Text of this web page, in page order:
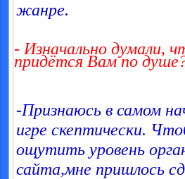
жанре.
- Изначально думали,
придётся Вам по
-Признаюсь в самом
игре скептически.
ощутить уровень
сайта,мне пришлось